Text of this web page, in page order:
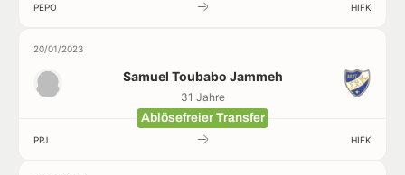
PEPO HIFK
20/01/2023
Samuel Toubabo Jammeh
31 Jahre
Ablösefreier Transfer
PPJ HIFK